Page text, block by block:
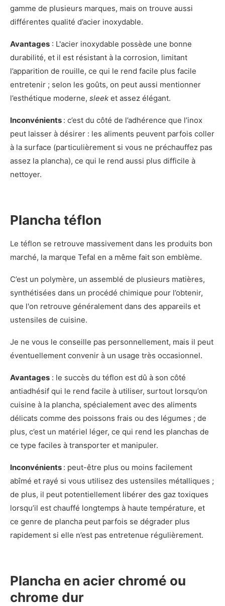
gamme de plusieurs marques, mais on trouve aussi
différentes qualité d’acier inoxydable.
Avantages : L'acier inoxydable possède une bonne
durabilité, et il est résistant à la corrosion, limitant
l’apparition de rouille, ce qui le rend facile plus facile
entretenir ; selon les goûts, on peut aussi mentionner
l’esthétique moderne, sleek et assez élégant.
Inconvénients : c’est du côté de l’adhérence que l’inox
peut laisser à désirer : les aliments peuvent parfois coller
à la surface (particulièrement si vous ne préchauffez pas
assez la plancha), ce qui le rend aussi plus difficile à
nettoyer.
Plancha téflon
Le téflon se retrouve massivement dans les produits bon
marché, la marque Tefal en a même fait son emblème.
C’est un polymère, un assemblé de plusieurs matières,
synthétisées dans un procédé chimique pour l’obtenir,
que l'on retrouve généralement dans des appareils et
ustensiles de cuisine.
Je ne vous le conseille pas personnellement, mais il peut
éventuellement convenir à un usage très occasionnel.
Avantages : le succès du téflon est dû à son côté
antiadhésif qui le rend facile à utiliser, surtout lorsqu’on
cuisine à la plancha, spécialement avec des aliments
délicats comme des poissons frais ou des légumes ; de
plus, c’est un matériel léger, ce qui rend les planchas de
ce type faciles à transporter et manipuler.
Inconvénients : peut-être plus ou moins facilement
abîmé et rayé si vous utilisez des ustensiles métalliques ;
de plus, il peut potentiellement libérer des gaz toxiques
lorsqu’il est chauffé longtemps à haute température, et
ce genre de plancha peut parfois se dégrader plus
rapidement si elle n’est pas entretenue régulièrement.
Plancha en acier chromé ou
chrome dur